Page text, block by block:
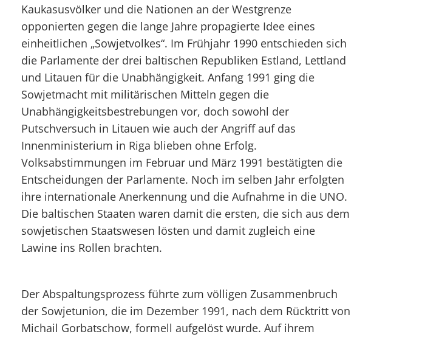
Kaukasusvölker und die Nationen an der Westgrenze
opponierten gegen die lange Jahre propagierte Idee eines
einheitlichen „Sowjetvolkes“. Im Frühjahr 1990 entschieden sich
die Parlamente der drei baltischen Republiken Estland, Lettland
und Litauen für die Unabhängigkeit. Anfang 1991 ging die
Sowjetmacht mit militärischen Mitteln gegen die
Unabhängigkeitsbestrebungen vor, doch sowohl der
Putschversuch in Litauen wie auch der Angriff auf das
Innenministerium in Riga blieben ohne Erfolg.
Volksabstimmungen im Februar und März 1991 bestätigten die
Entscheidungen der Parlamente. Noch im selben Jahr erfolgten
ihre internationale Anerkennung und die Aufnahme in die UNO.
Die baltischen Staaten waren damit die ersten, die sich aus dem
sowjetischen Staatswesen lösten und damit zugleich eine
Lawine ins Rollen brachten.
Der Abspaltungsprozess führte zum völligen Zusammenbruch
der Sowjetunion, die im Dezember 1991, nach dem Rücktritt von
Michail Gorbatschow, formell aufgelöst wurde. Auf ihrem